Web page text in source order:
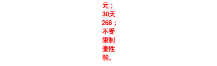
元；
30天
268；
不受
限制
查性
能。